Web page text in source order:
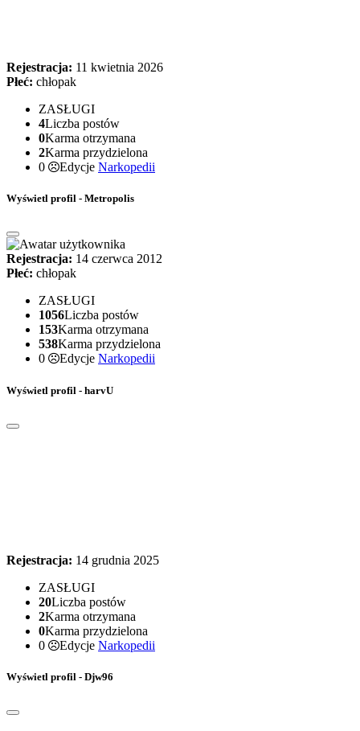
Rejestracja: 11 kwietnia 2026
Płeć: chłopak
ZASŁUGI
4Liczba postów
0Karma otrzymana
2Karma przydzielona
0
Edycje Narkopedii
Wyświetl profil - Metropolis
Rejestracja: 14 czerwca 2012
Płeć: chłopak
ZASŁUGI
1056Liczba postów
153Karma otrzymana
538Karma przydzielona
0
Edycje Narkopedii
Wyświetl profil - harvU
Rejestracja: 14 grudnia 2025
ZASŁUGI
20Liczba postów
2Karma otrzymana
0Karma przydzielona
0
Edycje Narkopedii
Wyświetl profil - Djw96